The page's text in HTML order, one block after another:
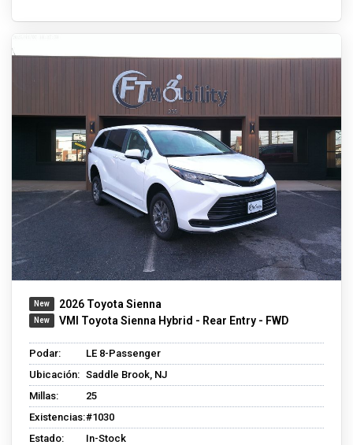
2026 Toyota Sienna
VMI Toyota Sienna Hybrid - Rear Entry - FWD
Podar:
LE 8-Passenger
Ubicación: Saddle Brook, NJ
Millas:
25
Existencias:#1030
Estado:
In-Stock